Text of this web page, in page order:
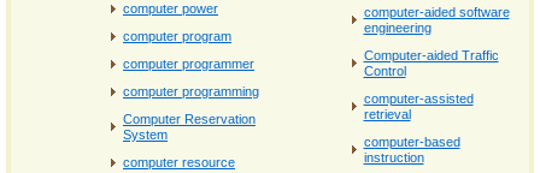
computer power
computer program
computer programmer
computer programming
Computer Reservation
System
computer resource
computer‐aided software
engineering
Computer‐aided Traffic
Control
computer‐assisted
retrieval
computer‐based
instruction